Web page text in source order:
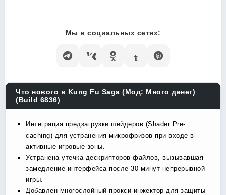
Мы в социальных сетях:
Что нового в Kung Fu Saga (Мод: Много денег)
(Build 6836)
Интеграция предзагрузки шейдеров (Shader Pre-
caching) для устранения микрофризов при входе в
активные игровые зоны.
Устранена утечка дескрипторов файлов, вызывавшая
замедление интерфейса после 30 минут непрерывной
игры.
Добавлен многослойный прокси-инжектор для защиты